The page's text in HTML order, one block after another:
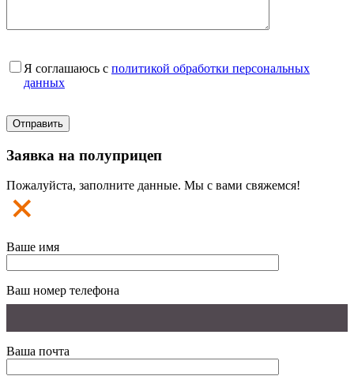
Я соглашаюсь с политикой обработки персональных
данных
Заявка на полуприцеп
Пожалуйста, заполните данные. Мы с вами свяжемся!
Ваше имя
Ваш номер телефона
Ваша почта